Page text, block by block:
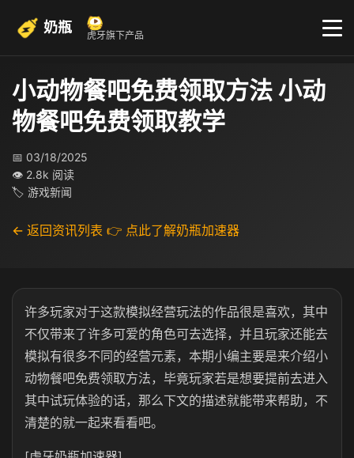
奶瓶 虎牙旗下产品
小动物餐吧免费领取方法 小动
物餐吧免费领取教学
📅 03/18/2025
👁 2.8k 阅读
🏷 游戏新闻
← 返回资讯列表 👉 点此了解奶瓶加速器
许多玩家对于这款模拟经营玩法的作品很是喜欢，其中
不仅带来了许多可爱的角色可去选择，并且玩家还能去
模拟有很多不同的经营元素，本期小编主要是来介绍小
动物餐吧免费领取方法，毕竟玩家若是想要提前去进入
其中试玩体验的话，那么下文的描述就能带来帮助，不
清楚的就一起来看看吧。